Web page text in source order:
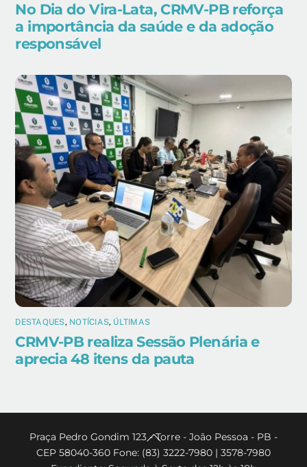
No Dia do Vira-Lata, CRMV-PB reforça
a importância da saúde e da adoção
responsável
DESTAQUES, NOTÍCIAS, ÚLTIMAS
CRMV-PB realiza Sessão Plenária e
aprecia 48 itens da pauta
Back
To
Praça Pedro Gondim 123 - Torre - João Pessoa - PB -
CEP 58040-360 Fone: (83) 3222-7980 | 3578-7980